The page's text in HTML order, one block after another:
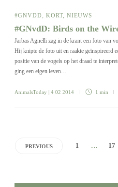
#GNVDD, KORT, NIEUWS
#GNvdD: Birds on the
Jarbas Agnelli zag in de krant een foto van
Hij knipte de foto uit en raakte geïnspireerd
positie van de vogels op het draad te
ging een eigen leven…
AnimalsToday | 4 02 2014 1 min
PREVIOUS 1 … 17